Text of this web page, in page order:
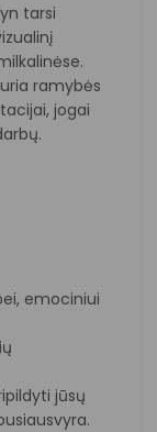
tarsi
ramybės
jogai
emociniui
jūsų